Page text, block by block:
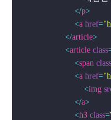
</p>
<a href=
</article>
<article class
<span class
<a href=
<img
</a>
<h3 class=